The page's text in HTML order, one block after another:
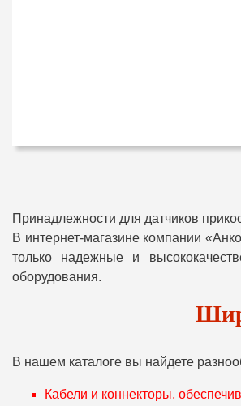
Принадлежности для датчиков
В интернет-магазине компании
только надежные и
оборудования.
В нашем каталоге вы найдете
Кабели и коннекторы,